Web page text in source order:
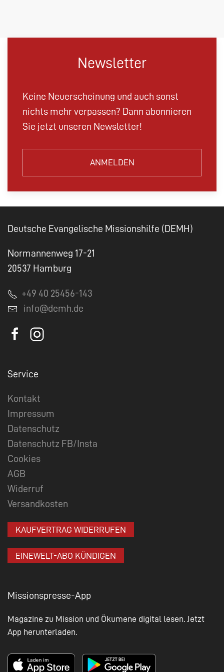
Newsletter
Keine Neuerscheinung und auch sonst
nichts mehr verpassen? Dann abonnieren
Sie jetzt unseren Newsletter!
ANMELDEN
Deutsche Evangelische Missionshilfe (DEMH)
Normannenweg 17-21
20537 Hamburg
+49 40 25456-143
info@demh.de
Service
Kontakt
Impressum
Datenschutz
Datenschutz FB/Insta
Cookies
AGB
Widerruf
Versandkosten
KAUFVERTRAG WIDERRUFEN
EINEWELT-ABO KÜNDIGEN
Missionspresse-App
Magazine zu Mission und Ökumene digital lesen. Jetzt
App herunterladen.